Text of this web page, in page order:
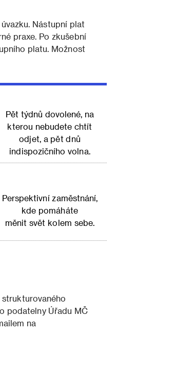
Nástupní plat
praxe. Po zkušební
platu. Možnost
Pět týdnů dovolené, na
kterou nebudete chtít
odjet, a pět dnů
indispozičního volna.
Perspektivní zaměstnání,
kde pomáháte
měnit svět kolem sebe.
podatelny Úřadu MČ
na